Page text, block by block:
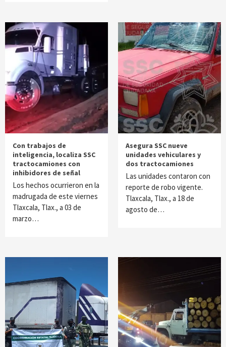
Con trabajos de
inteligencia, localiza SSC
tractocamiones con
inhibidores de señal
Los hechos ocurrieron en la
madrugada de este viernes
Tlaxcala, Tlax., a 03 de
marzo…
Asegura SSC nueve
unidades vehiculares y
dos tractocamiones
Las unidades contaron con
reporte de robo vigente.
Tlaxcala, Tlax., a 18 de
agosto de…